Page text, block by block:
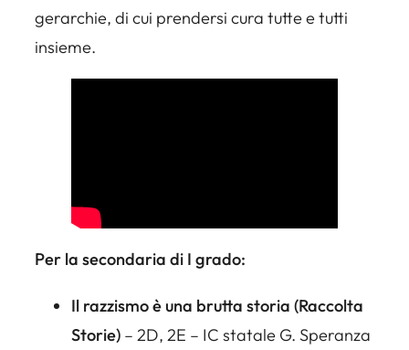
gerarchie, di cui prendersi cura tutte e tutti
insieme.
Per la secondaria di I grado:
Il razzismo è una brutta storia (Raccolta
Storie) – 2D, 2E – IC statale G. Speranza